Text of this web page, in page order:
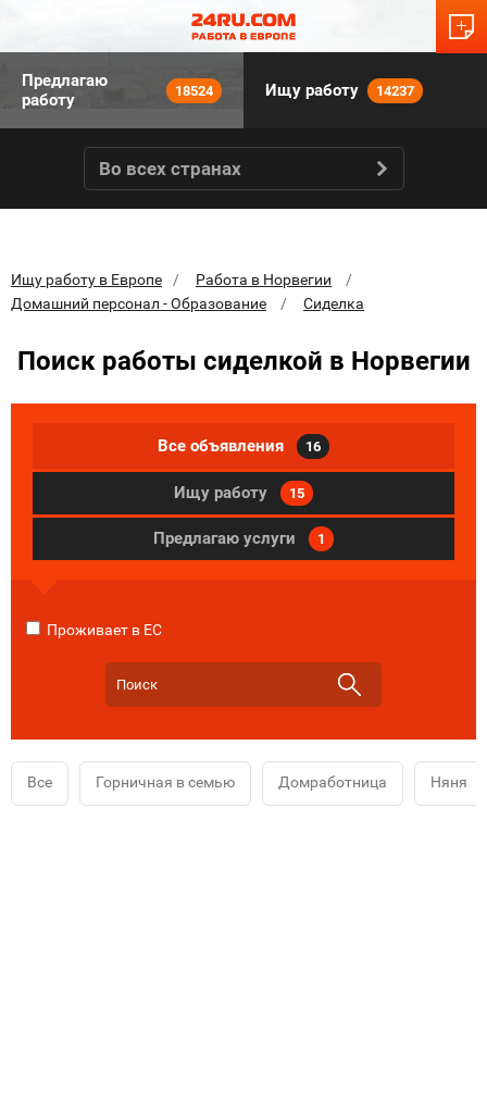
Предлагаю
работу
18524 Ищу работу 14237
Во всех странах
Ищу работу в Европе
Работа в Норвегии
Домашний персонал - Образование
Сиделка
Поиск работы сиделкой в Норвегии
Все объявления 16
Ищу работу 15
Предлагаю услуги 1
Проживает в ЕС
Все Горничная в семью Домработница Няня